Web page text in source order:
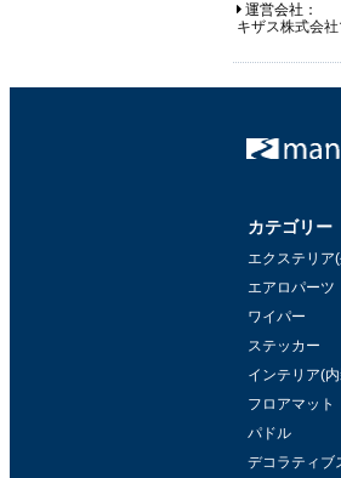
運営会社：
キザス株式会
カテゴリー
エクステリア
エアロパーツ
ワイパー
ステッカー
インテリア(
フロアマット
パドル
デコラティブ